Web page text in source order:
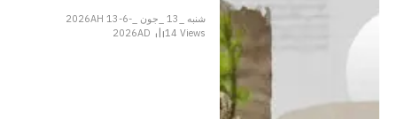
شنبه _13 _جون _2026AH 13-6-
2026AD
14Views